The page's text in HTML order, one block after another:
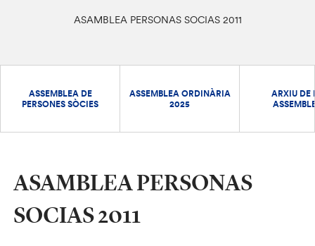
ASAMBLEA PERSONAS SOCIAS 2011
ASSEMBLEA DE
PERSONES SÒCIES
ASSEMBLEA ORDINÀRIA
2025
ARXIU DE
ASAMBLEA PERSONAS
SOCIAS 2011